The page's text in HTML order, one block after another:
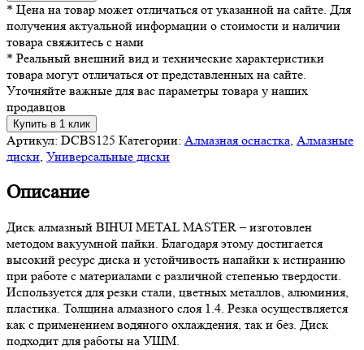
* Цена на товар может отличаться от указанной на сайте. Для
получения актуальной информации о стоимости и наличии
товара свяжитесь с нами
* Реальный внешний вид и технические характеристики
товара могут отличаться от представленных на сайте.
Уточняйте важные для вас параметры товара у наших
продавцов
Купить в 1 клик
Артикул: DCBS125 Категории: Алмазная оснастка Алмазные
диски Универсальные диски
Описание
Диск алмазный BIHUI METAL MASTER – изготовлен
методом вакуумной пайки. Благодаря этому достигается
высокий ресурс диска и устойчивость напайки к истиранию
при работе с материалами с различной степенью твердости.
Используется для резки стали, цветных металлов, алюминия,
пластика. Толщина алмазного слоя 1.4. Резка осуществляется
как с применением водяного охлаждения, так и без. Диск
подходит для работы на УШМ.